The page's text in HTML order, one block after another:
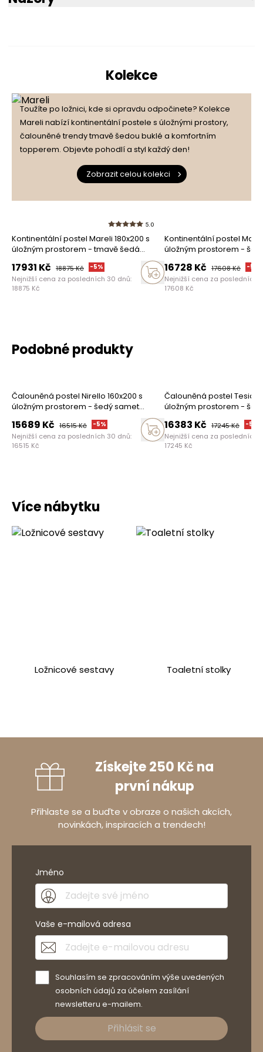
1počet recenzí
ze všech dob
uživatelem
4
3
2
1
Jak sbíráme recenze?
Recenze zákazníků
Kolekce
Toužíte po ložnici, kde si opravdu odpočinete? Kolekce
Mareli nabízí kontinentální postele s úložnými prostory,
čalouněné trendy tmavě šedou buklé a komfortním
topperem. Objevte pohodlí a styl každý den!
Zobrazit celou kolekci
5.0
Kontinentální postel Mareli 180x200 s
úložným prostorem - tmavě šedá
17931 Kč 18875Kč -5%
Nejnižší cena za posledních 30 dnů:
18875 Kč
Kontinentální postel
úložným prostorem -
16728 Kč 17608Kč -5
Nejnižší cena za posledních
17608 Kč
Podobné produkty
Čalouněná postel Nirello 160x200 s
úložným prostorem - šedý samet
15689 Kč 16515Kč -5%
Nejnižší cena za posledních 30 dnů:
16515 Kč
Čalouněná postel Tesia
úložným prostorem -
16383 Kč 17245Kč -5
Nejnižší cena za posledních
17245 Kč
Více nábytku
Ložnicové sestavy Toaletní stolky
Získejte 250 Kč na
první nákup
Přihlaste se a buďte v obraze o našich akcích,
novinkách, inspiracích a trendech!
Jméno
Vaše e-mailová adresa
Souhlasím se zpracováním výše uvedených
osobních údajů za účelem zasílání
newsletteru e-mailem.
Přihlásit se